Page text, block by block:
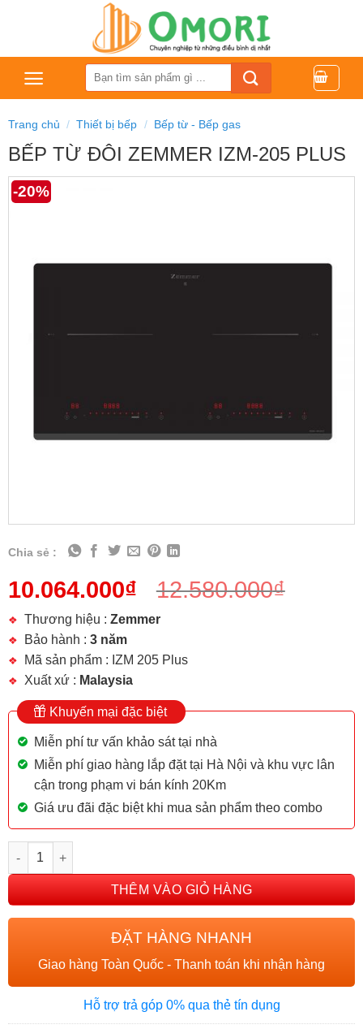
dung
Tìm
kiếm:
Trang chủ / Thiết bị bếp / Bếp từ - Bếp gas
BẾP TỪ ĐÔI ZEMMER IZM-205 PLUS
-20%
Chia sẻ :
10.064.000₫ 12.580.000₫
Thương hiệu : Zemmer
Bảo hành : 3 năm
Mã sản phẩm : IZM 205 Plus
Xuất xứ : Malaysia
Khuyến mại đặc biệt
Miễn phí tư vấn khảo sát tại nhà
Miễn phí giao hàng lắp đặt tại Hà Nội và khu vực lân
cận trong phạm vi bán kính 20Km
Giá ưu đãi đặc biệt khi mua sản phẩm theo combo
BẾP TỪ ĐÔI ZEMMER IZM-205 PLUS số lượng
THÊM VÀO GIỎ HÀNG
ĐẶT HÀNG NHANH
Giao hàng Toàn Quốc - Thanh toán khi nhận hàng
Hỗ trợ trả góp 0% qua thẻ tín dụng